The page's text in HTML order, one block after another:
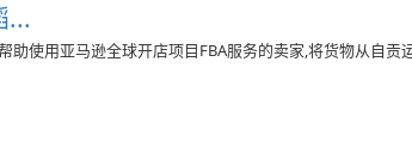
...
助使用亚马逊全球开店项目FBA服务的卖家,将货物从自贡